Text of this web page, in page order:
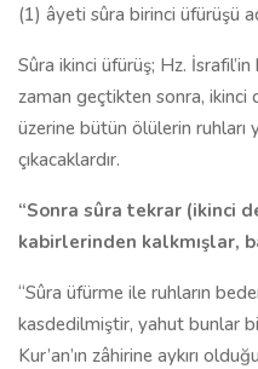
(1) âyeti sûra birinci üfürüşü
Sûra ikinci üfürüş; Hz.
zaman geçtikten sonra, ikinci
üzerine bütün ölülerin
çıkacaklardır.
“Sonra sûra tekrar (ikinci
kabirlerinden kalkmışlar,
“Sûra üfürme ile ruhların
kasdedilmiştir, yahut bunlar
Kur’an’ın zâhirine aykırı